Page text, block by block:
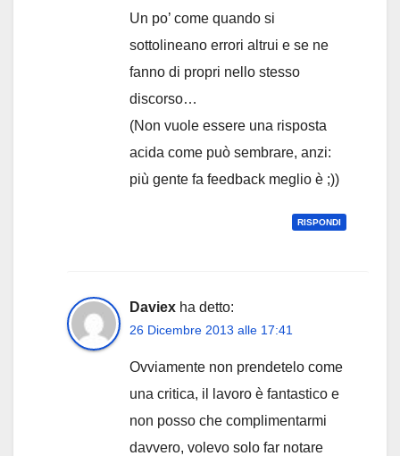
Un po’ come quando si
sottolineano errori altrui e se ne
fanno di propri nello stesso
discorso…
(Non vuole essere una risposta
acida come può sembrare, anzi:
più gente fa feedback meglio è ;))
RISPONDI
Daviex ha detto:
26 Dicembre 2013 alle 17:41
Ovviamente non prendetelo come
una critica, il lavoro è fantastico e
non posso che complimentarmi
davvero, volevo solo far notare